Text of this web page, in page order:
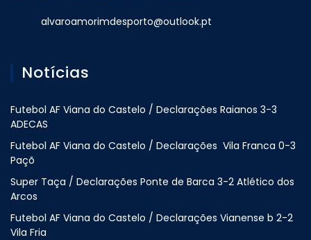
alvaroamorimdesporto@outlook.pt
Notícias
Futebol AF Viana do Castelo / Declarações Raianos 3-3
ADECAS
Futebol AF Viana do Castelo / Declarações Vila Franca 0-3
Paçõ
Super Taça / Declarações Ponte de Barca 3-2 Atlético dos
Arcos
Futebol AF Viana do Castelo / Declarações Vianense b 2-2
Vila Fria